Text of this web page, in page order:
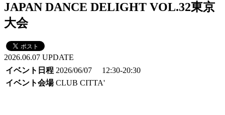
JAPAN DANCE DELIGHT VOL.32東京
大会
2026.06.07 UPDATE
イベント日程 2026/06/07 12:30-20:30
イベント会場 CLUB CITTA'